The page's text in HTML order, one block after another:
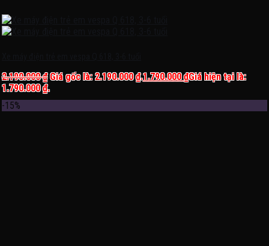
2.190.000₫ Giá gốc là: 2.190.000 ₫.1.790.000₫Giá hiện tại là:
1.790.000 ₫.
-15%